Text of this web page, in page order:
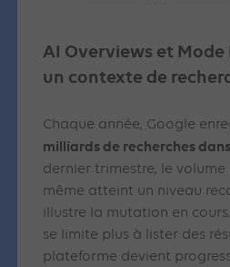
AI Overviews et Mode
un contexte de
Chaque année, Google
milliards de recherches
dernier trimestre, le volume
même atteint un niveau
illustre la mutation en
se limite plus à lister des
plateforme devient